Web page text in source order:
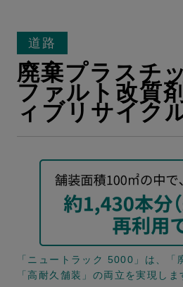
道路
廃棄プラスチ
ファルト改質
ィブリサイク
「ニュートラック 5000」は、「
「高耐久舗装」の両立を実現しま